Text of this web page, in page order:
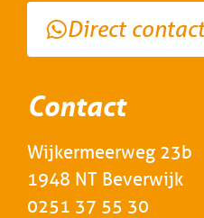
Direct contact
Contact
Wijkermeerweg 23b
1948 NT Beverwijk
0251 37 55 30